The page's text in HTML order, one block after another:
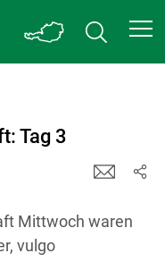
Tag 3
Mittwoch waren
vulgo